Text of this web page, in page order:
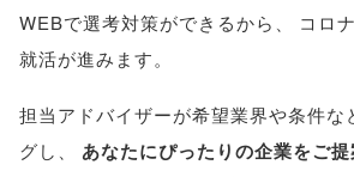
WEBで選考対策ができるから
コロ
就活が進みます。
担当アドバイザーが希望業界や条件な
グし
あなたにぴったりの企業をご提